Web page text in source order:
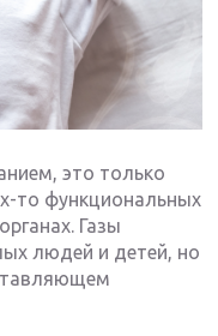
это только
то функциональных
Газы
людей и детей, но